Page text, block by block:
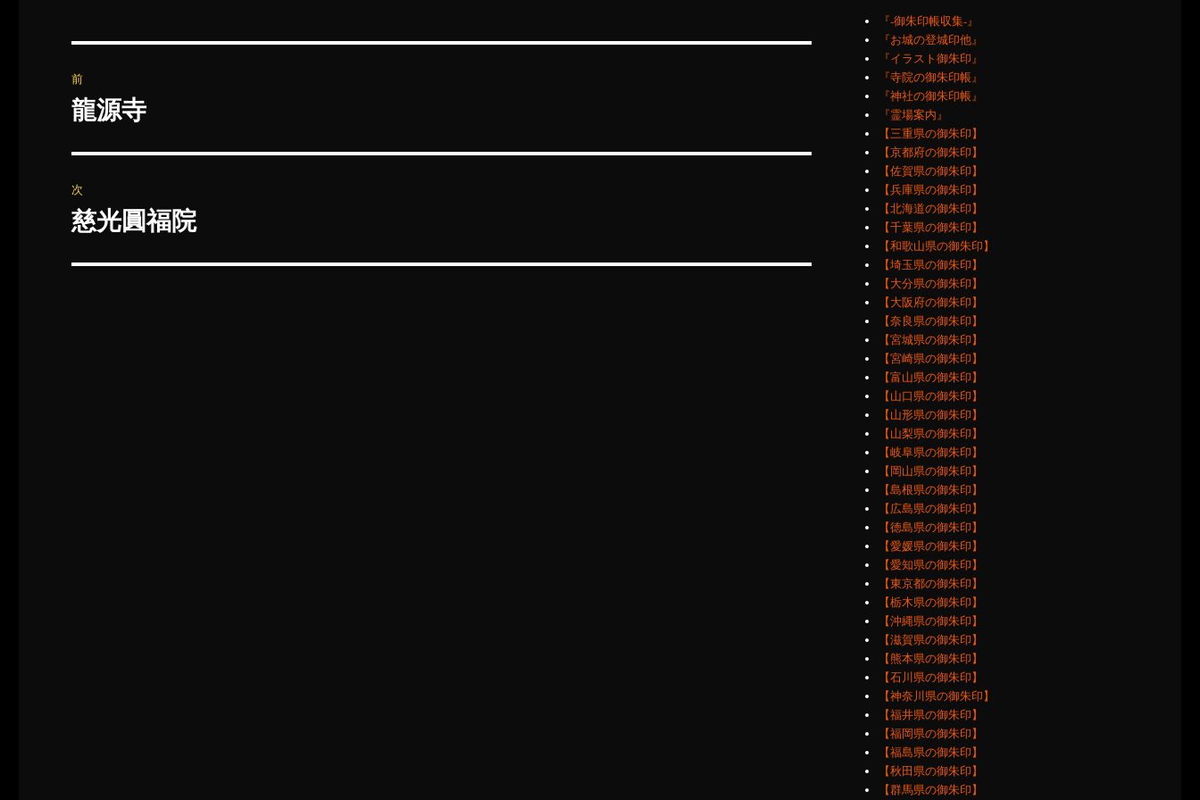
稿
ゲ
前
前
投
稿:
龍源寺
次
次
投
慈光圓福院
『‐御朱印帳収集‐』
『お城の登城印他』
『イラスト御朱印』
『寺院の御朱印帳』
『神社の御朱印帳』
『霊場案内』
【三重県の御朱印】
【京都府の御朱印】
【佐賀県の御朱印】
【兵庫県の御朱印】
【北海道の御朱印】
【千葉県の御朱印】
【和歌山県の御朱印】
【埼玉県の御朱印】
【大分県の御朱印】
【大阪府の御朱印】
【奈良県の御朱印】
【宮城県の御朱印】
【宮崎県の御朱印】
【富山県の御朱印】
【山口県の御朱印】
【山形県の御朱印】
【山梨県の御朱印】
【岐阜県の御朱印】
【岡山県の御朱印】
【島根県の御朱印】
【広島県の御朱印】
【徳島県の御朱印】
【愛媛県の御朱印】
【愛知県の御朱印】
【東京都の御朱印】
【栃木県の御朱印】
【沖縄県の御朱印】
【滋賀県の御朱印】
【熊本県の御朱印】
【石川県の御朱印】
【神奈川県の御朱印】
【福井県の御朱印】
【福岡県の御朱印】
【福島県の御朱印】
【秋田県の御朱印】
【群馬県の御朱印】